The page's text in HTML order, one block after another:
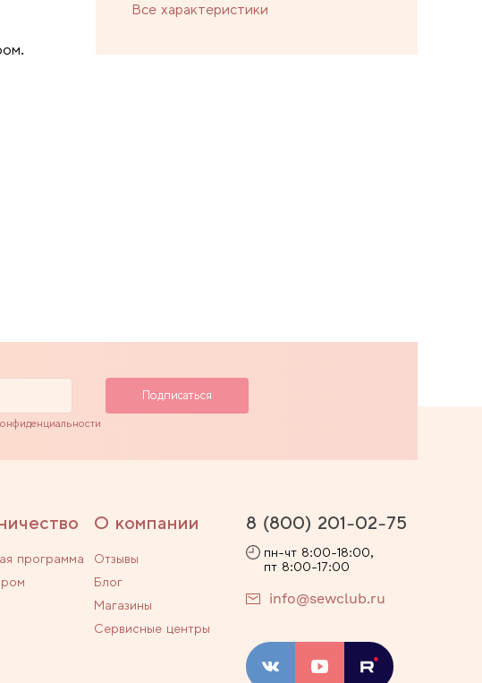
Все характеристики
программа
О компании
Отзывы
Блог
Магазины
Сервисные центры
8 (800) 201-02-75
пн-чт 8:00-18:00,
пт 8:00-17:00
info@sewclub.ru